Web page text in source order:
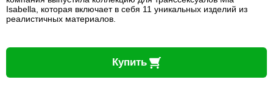
Isabella, которая включает в себя 11 уникальных изделий из
реалистичных материалов.
Купить